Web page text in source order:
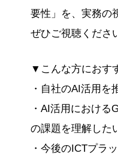
要性」を、実務の
ぜひご視聴くださ
▼こんな方におす
・自社のAI活用を
・AI活用における
の課題を理解した
・今後のICTプラ